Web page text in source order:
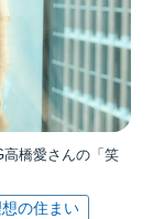
橋愛さんの「笑
の住まい